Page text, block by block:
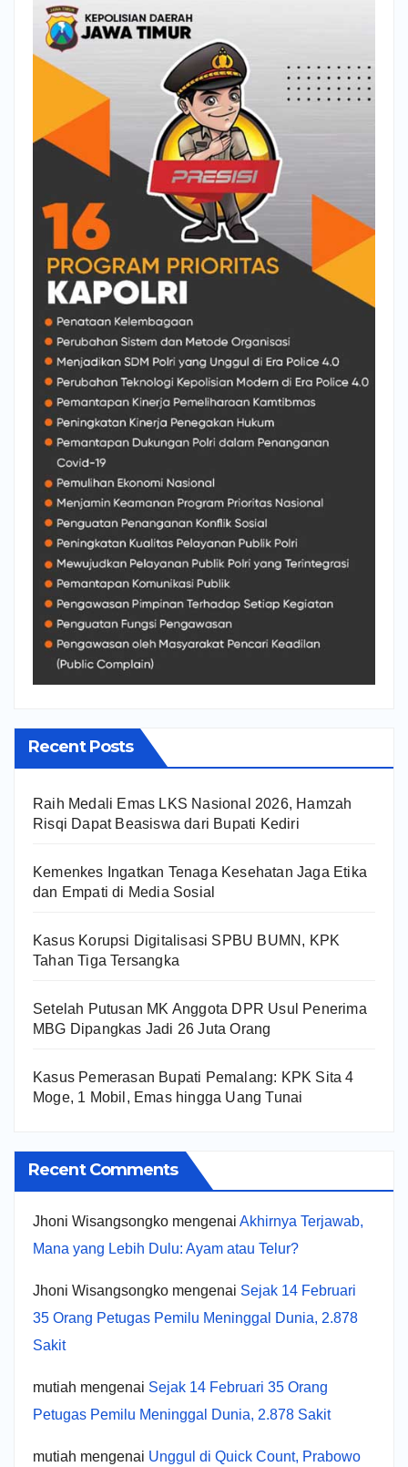
Recent Posts
Raih Medali Emas LKS Nasional 2026, Hamzah
Risqi Dapat Beasiswa dari Bupati Kediri
Kemenkes Ingatkan Tenaga Kesehatan Jaga Etika
dan Empati di Media Sosial
Kasus Korupsi Digitalisasi SPBU BUMN, KPK
Tahan Tiga Tersangka
Setelah Putusan MK Anggota DPR Usul Penerima
MBG Dipangkas Jadi 26 Juta Orang
Kasus Pemerasan Bupati Pemalang: KPK Sita 4
Moge, 1 Mobil, Emas hingga Uang Tunai
Recent Comments
Jhoni Wisangsongko mengenai Akhirnya Terjawab,
Mana yang Lebih Dulu: Ayam atau Telur?
Jhoni Wisangsongko mengenai Sejak 14 Februari
35 Orang Petugas Pemilu Meninggal Dunia, 2.878
Sakit
mutiah mengenai Sejak 14 Februari 35 Orang
Petugas Pemilu Meninggal Dunia, 2.878 Sakit
mutiah mengenai Unggul di Quick Count, Prabowo